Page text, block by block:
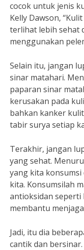
cocok untuk jenis
Kelly Dawson,
terlihat lebih sehat
menggunakan
Selain itu, jangan
sinar matahari.
paparan sinar
kerusakan pada
bahkan kanker
tabir surya setiap
Terakhir, jangan
yang sehat.
yang kita
kita. Konsumsilah
antioksidan
membantu
Jadi, itu dia
cantik dan